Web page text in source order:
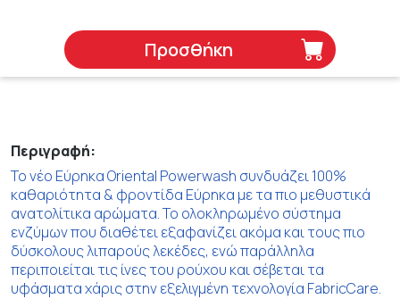
Προσθήκη
Περιγραφή:
Το νέο Εύρηκα Oriental Powerwash συνδυάζει 100%
καθαριότητα & φροντίδα Εύρηκα με τα πιο μεθυστικά
ανατολίτικα αρώματα. Το ολοκληρωμένο σύστημα
ενζύμων που διαθέτει εξαφανίζει ακόμα και τους πιο
δύσκολους λιπαρούς λεκέδες, ενώ παράλληλα
περιποιείται τις ίνες του ρούχου και σέβεται τα
υφάσματα χάρις στην εξελιγμένη τεχνολογία FabricCare.